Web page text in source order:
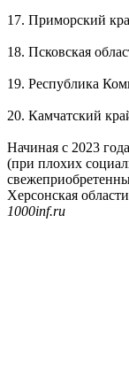
17. Приморский
18. Псковская
19. Республика
20. Камчатский
Начиная с 2023
(при плохих
Херсонская
1000inf.ru